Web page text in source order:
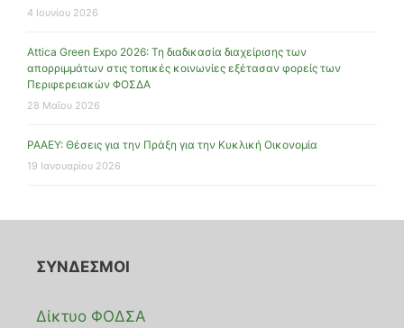
4 Ιουνίου 2026
Attica Green Expo 2026: Τη διαδικασία διαχείρισης των
απορριμμάτων στις τοπικές κοινωνίες εξέτασαν φορείς των
Περιφερειακών ΦΟΣΔΑ
28 Μαΐου 2026
ΡΑΑΕΥ: Θέσεις για την Πράξη για την Κυκλική Οικονομία
19 Ιανουαρίου 2026
ΣΥΝΔΕΣΜΟΙ
Δίκτυο ΦΟΔΣΑ